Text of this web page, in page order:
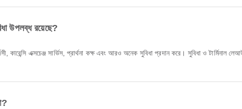
উপলব্ধ রয়েছে?
এক্সচেঞ্জ সার্ভিস, প্রার্থনা কক্ষ এবং আরও অনেক সুবিধা প্রদান করে। সুবিধা ও টার্মিনাল